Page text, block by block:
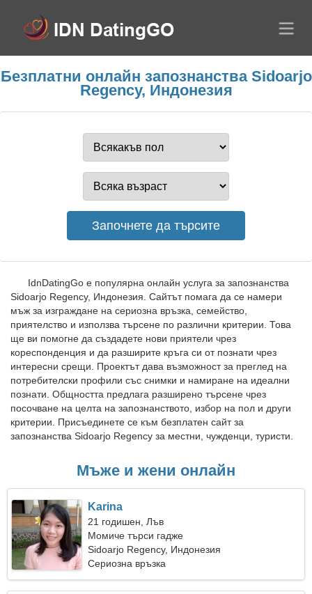
Безплатни онлайн запознанства Sidoarjo
Regency, Индонезия
IdnDatingGo е популярна онлайн услуга за запознанства
Sidoarjo Regency, Индонезия. Сайтът помага да се намери
мъж за изграждане на сериозна връзка, семейство,
приятелство и използва търсене по различни критерии. Това
ще ви помогне да създадете нови приятели чрез
кореспонденция и да разширите кръга си от познати чрез
интересни срещи. Проектът дава възможност за преглед на
потребителски профили със снимки и намиране на идеални
познати. Общността предлага разширено търсене чрез
посочване на целта на запознанството, избор на пол и други
критерии. Присъединете се към безплатен сайт за
запознанства Sidoarjo Regency за местни, чужденци, туристи.
Мъже и жени онлайн
Karina
21 годишен, Лъв
Момиче търси гадже
Sidoarjo Regency, Индонезия
Сериозна връзка